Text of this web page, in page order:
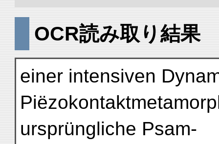
OCR読み取り結果
einer intensiven
ursprüngliche Psam-